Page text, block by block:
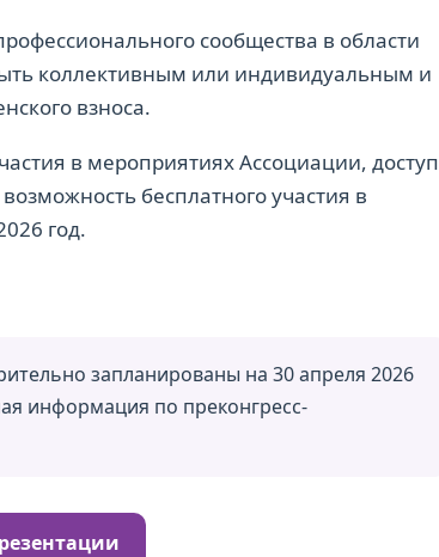
сообщества в области
коллективным или индивидуальным и
взноса.
в мероприятиях Ассоциации, доступ
бесплатного участия в
год.
запланированы на 30 апреля 2026
информация по преконгресс-